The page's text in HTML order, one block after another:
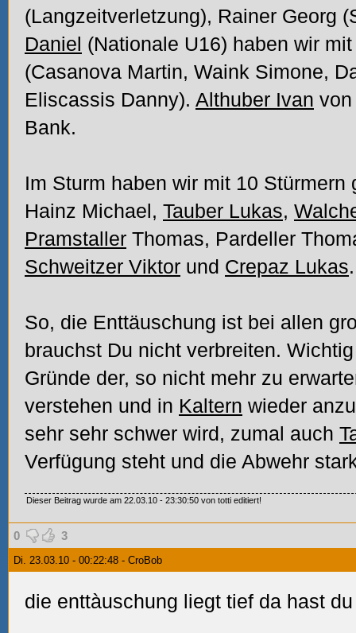
(Langzeitverletzung), Rainer Georg
Daniel (Nationale U16) haben wir
(Casanova Martin, Waink Simone,
Eliscassis Danny). Althuber Ivan
Bank.
Im Sturm haben wir mit 10 Stürmern
Hainz Michael, Tauber Lukas,
Pramstaller Thomas, Pardeller
Schweitzer Viktor und Crepaz Lukas.
So, die Enttäuschung ist bei allen
brauchst Du nicht verbreiten.
Gründe der, so nicht mehr zu
verstehen und in Kaltern wieder
sehr sehr schwer wird, zumal auch
Verfügung steht und die Abwehr
Dieser Beitrag wurde am 22.03.10 - 23:30:50 von totti editiert!
0 3
Di. 23.03.10 - 00:22:48 - CroBob
die enttàuschung liegt tief da hast